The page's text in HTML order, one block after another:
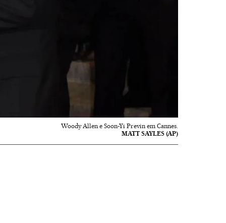
Woody Allen e Soon-Yi Previn em Cannes.
MATT SAYLES (AP)